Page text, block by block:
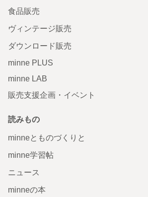
食品販売
ヴィンテージ販売
ダウンロード販売
minne PLUS
minne LAB
販売支援企画・イベント
読みもの
minneとものづくりと
minne学習帖
ニュース
minneの本